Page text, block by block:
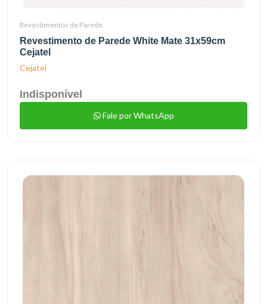
Revestimentos de Parede
Revestimento de Parede White Mate 31x59cm
Cejatel
Cejatel
Indisponível
Fale por WhatsApp